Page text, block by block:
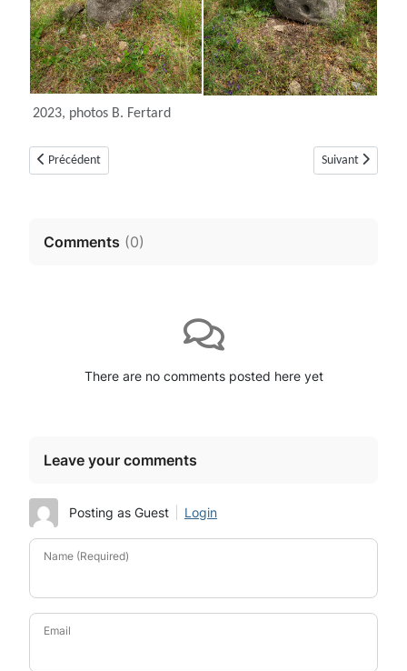
2023, photos B. Fertard
Article précédent : Tumuli 1 à 9 du Plan des Noves (Vence, Alpes-
Précédent Article suivant :
Suivant
Comments (0)
There are no comments posted here yet
Leave your comments
Posting as Guest Login
Name (Required)
Email